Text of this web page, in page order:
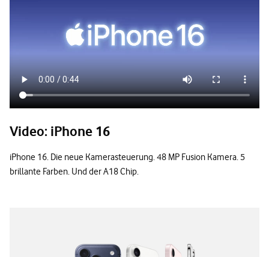
Video: iPhone 16
iPhone 16. Die neue Kamerasteuerung. 48 MP Fusion Kamera. 5
brillante Farben. Und der A18 Chip.